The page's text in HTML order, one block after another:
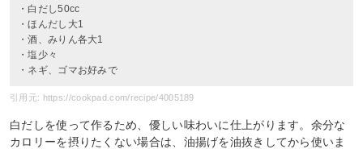
・白だし50cc
・ほんだし大1
・酒、みりん各大1
・塩少々
・ネギ、ゴマお好みで
引用元: https://cookpad.com/recipe/4005189
白だしを使って作るため、優しい味わいに仕上がります。余分な
カロリーを摂りたくない場合は、油揚げを油抜きしてから使いま